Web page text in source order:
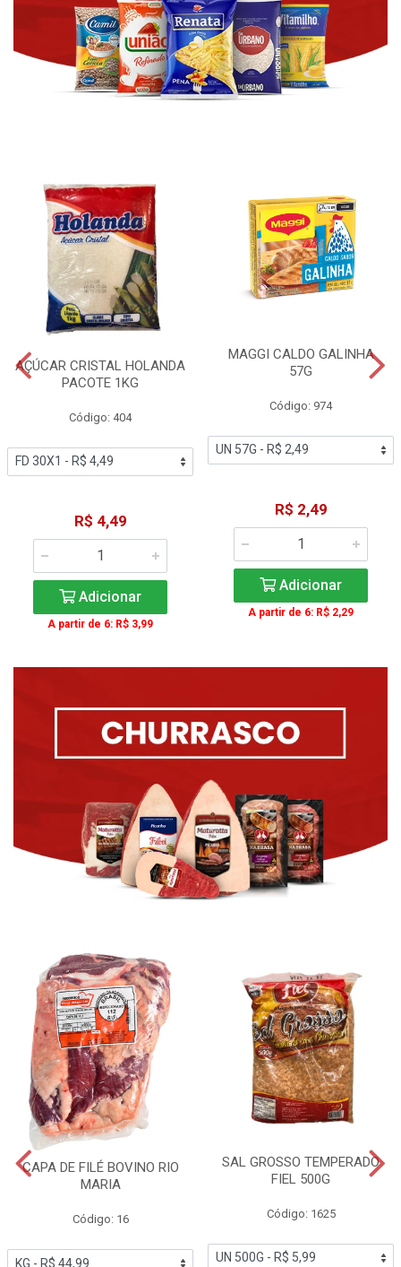
AÇÚCAR CRISTAL HOLANDA
PACOTE 1KG
Código: 404
R$ 4,49
Adicionar
A partir de 6: R$ 3,99
MAGGI CALDO GALINHA
57G
Código: 974
R$ 2,49
Adicionar
A partir de 6: R$ 2,29
CAPA DE FILÉ BOVINO RIO
MARIA
Código: 16
SAL GROSSO TEMPERADO
FIEL 500G
Código: 1625